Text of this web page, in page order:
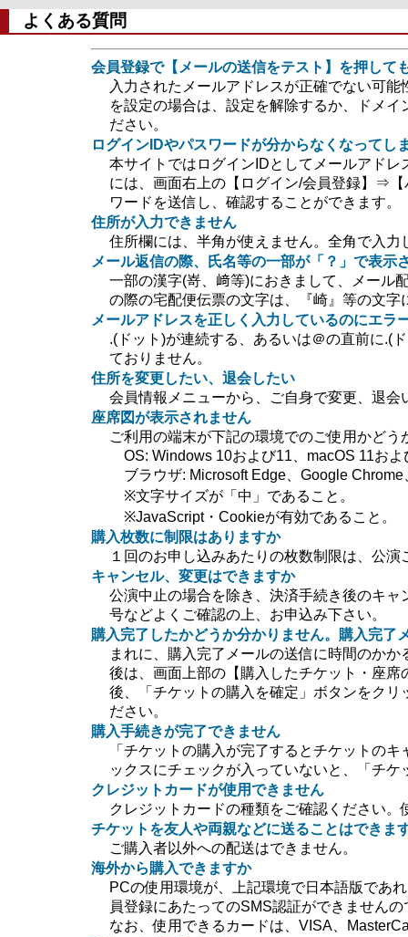
よくある質問
会員登録で【メールの送信をテスト】を押して
入力されたメールアドレスが正確でない可
を設定の場合は、設定を解除するか、ドメ
ださい。
ログインIDやパスワードが分からなくなってし
本サイトではログインIDとしてメールアド
には、画面右上の【ログイン/会員登録】⇒
ワードを送信し、確認することができます。
住所が入力できません
住所欄には、半角が使えません。全角で入力
メール返信の際、氏名等の一部が「？」で表示
一部の漢字(嵜、﨑等)におきまして、メール
の際の宅配便伝票の文字は、『崎』等の文
メールアドレスを正しく入力しているのにエラ
.(ドット)が連続する、あるいは＠の直前に.(
ておりません。
住所を変更したい、退会したい
会員情報メニューから、ご自身で変更、退会
座席図が表示されません
ご利用の端末が下記の環境でのご使用かどう
OS: Windows 10および11、macOS 11お
ブラウザ: Microsoft Edge、Google Chrome
※文字サイズが「中」であること。
※JavaScript・Cookieが有効であること。
購入枚数に制限はありますか
１回のお申し込みあたりの枚数制限は、公演
キャンセル、変更はできますか
公演中止の場合を除き、決済手続き後のキ
号などよくご確認の上、お申込み下さい。
購入完了したかどうか分かりません。購入完了
まれに、購入完了メールの送信に時間のか
後は、画面上部の【購入したチケット・座
後、「チケットの購入を確定」ボタンをク
ださい。
購入手続きが完了できません
「チケットの購入が完了するとチケットの
ックスにチェックが入っていないと、「チ
クレジットカードが使用できません
クレジットカードの種類をご確認ください
チケットを友人や両親などに送ることはできま
ご購入者以外への配送はできません。
海外から購入できますか
PCの使用環境が、上記環境で日本語版であ
員登録にあたってのSMS認証ができません
なお、使用できるカードは、VISA、